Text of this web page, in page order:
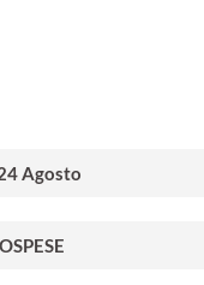
Agosto